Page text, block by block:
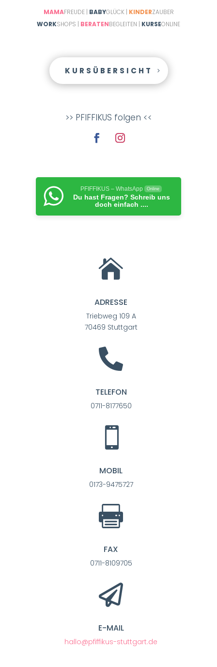
MAMAFREUDE | BABYGLÜCK | KINDERZAUBER
WORKSHOPS | BERATENBEGLEITEN | KURSEONLINE
KURSÜBERSICHT
>> PFIFFIKUS folgen <<
PFIFFIKUS – WhatsApp Online
Du hast Fragen? Schreib uns
doch einfach ....

ADRESSE
Triebweg 109 A
70469 Stuttgart

TELEFON
0711-8177650

MOBIL
0173-9475727

FAX
0711-8109705

E-MAIL
hallo@pfiffikus-stuttgart.de